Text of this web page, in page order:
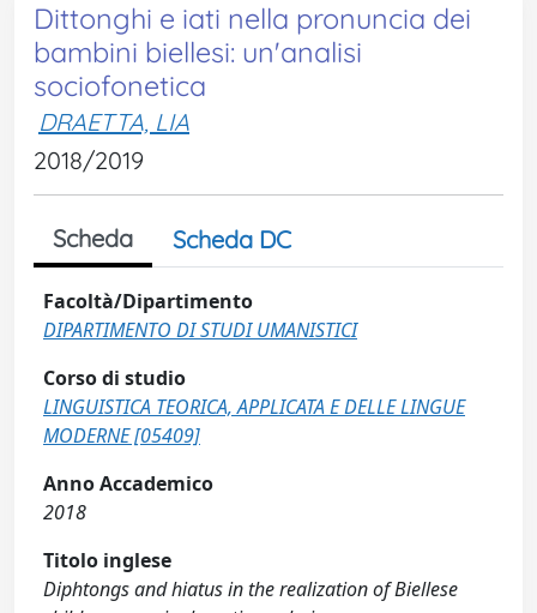
Dittonghi e iati nella pronuncia dei
bambini biellesi: un'analisi
sociofonetica
DRAETTA, LIA
2018/2019
Scheda Scheda DC
Facoltà/Dipartimento
DIPARTIMENTO DI STUDI UMANISTICI
Corso di studio
LINGUISTICA TEORICA, APPLICATA E DELLE LINGUE
MODERNE [05409]
Anno Accademico
2018
Titolo inglese
Diphtongs and hiatus in the realization of Biellese